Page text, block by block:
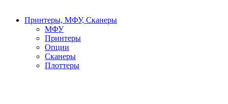
Принтеры, МФУ, Сканеры
МФУ
Принтеры
Опции
Сканеры
Плоттеры